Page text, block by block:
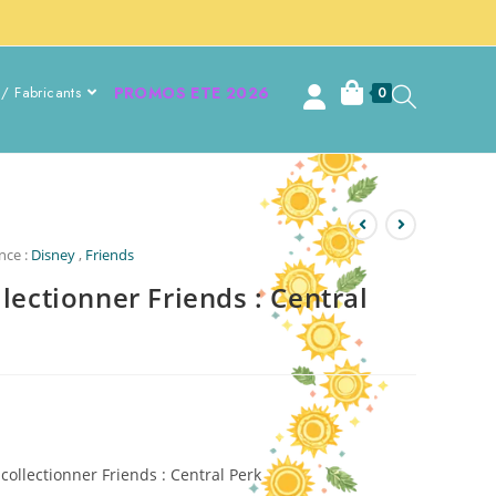
Fabricants PROMOS ETE 2026 0
: Disney, Friends
Friends : Central
Friends : Central Perk